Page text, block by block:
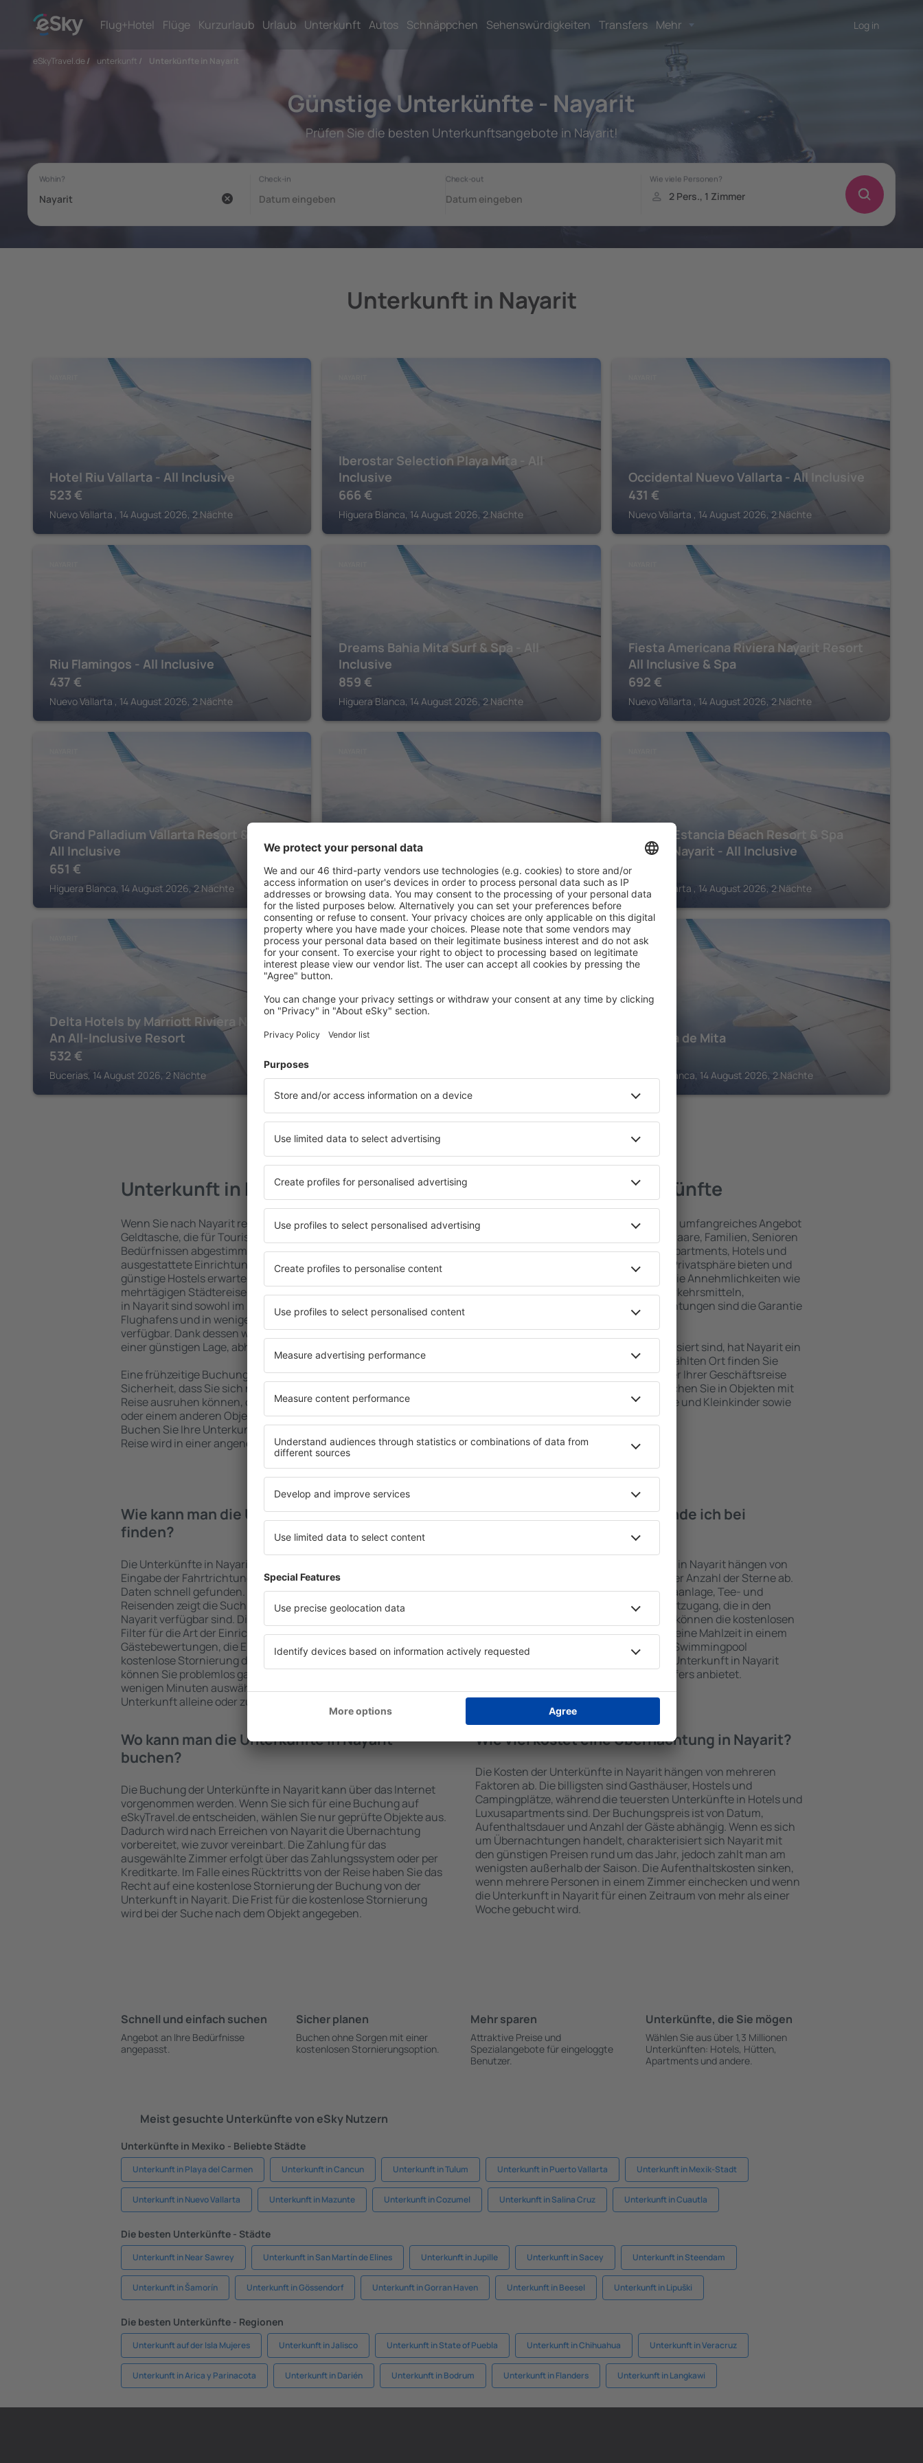
Flug+Hotel Flüge Kurzurlaub Urlaub Unterkunft Autos Schnäppchen Sehenswürdigkeiten Transfers Mehr Log in
eSkyTravel.de/ unterkunft / Unterkünfte in Nayarit
Günstige Unterkünfte - Nayarit
Prüfen Sie die besten Unterkunftsangebote in Nayarit!
Unterkunft in Nayarit
Hotel Riu Vallarta - All Inclusive
523 €
Nuevo Vallarta , 14 August 2026, 2 Nächte
Iberostar Selection Playa Mita - All
Inclusive
666 €
Higuera Blanca, 14 August 2026, 2 Nächte
Occidental Nuevo Vallarta - All Inclusive
431 €
Nuevo Vallarta , 14 August 2026, 2 Nächte
Riu Flamingos - All Inclusive
437 €
Nuevo Vallarta , 14 August 2026, 2 Nächte
Dreams Bahia Mita Surf & Spa - All
Inclusive
859 €
Higuera Blanca, 14 August 2026, 2 Nächte
Fiesta Americana Riviera Nayarit Resort
All Inclusive & Spa
692 €
Nuevo Vallarta , 14 August 2026, 2 Nächte
Grand Palladium Vallarta Resort & Spa -
All Inclusive
651 €
Higuera Blanca, 14 August 2026, 2 Nächte
Vallarta Resort & Spa - All Inclusive
1.257 €
Higuera Blanca, 14 August 2026, 2 Nächte
Villa La Estancia Beach Resort & Spa
Riviera Nayarit - All Inclusive
762
Nuevo Vallarta , 14 August 2026, 2 Nächte
Delta Hotels by Marriott Riviera Nayarit,
An All-Inclusive Resort
532 €
Bucerias, 14 August 2026, 2 Nächte
NAYARIT
Conrad Punta de Mita
Litibu, 14 August 2026, 2 Nächte
NAYARIT
W Punta de Mita
Higuera Blanca, 14 August 2026, 2 Nächte
Unterkunft in Nayarit
Wenn Sie nach Nayarit reisen, finden Sie Unterkünfte für jede
Geldtasche, die für Touristen mit unterschiedlichen
Bedürfnissen abgestimmt sind. Geräumige und komfortabel
ausgestattete Einrichtungen mit vielen Annehmlichkeiten und
günstige Hostels erwarten die Besucher, wo sie während einer
mehrtägigen Städtereise übernachten können. Die Unterkünfte
in Nayarit sind sowohl im Zentrum als auch in der Nähe des
Flughafens und in weniger beliebten Stadtteilen oder Regionen
verfügbar. Dank dessen wählen Sie eine Unterkunft in Nayarit in
einer günstigen Lage, abhängig von Ihren weiteren Vorhaben.
Eine frühzeitige Buchung der Unterkunft in Nayarit gibt die
Sicherheit, dass Sie sich nach dem Erreichen des Ziels nach der
Reise ausruhen können, ohne nach einem Hotel, einer Wohnung
oder einem anderen Objekt für Reisende suchen zu müssen.
Buchen Sie Ihre Unterkunft vor dem Besuch von Nayarit und Ihre
Reise wird in einer angenehmeren Atmosphäre verlaufen.
Nayarit – beste Unterkünfte
Die Unterkünfte in Nayarit umfassen ein umfangreiches Angebot
von vielen Objekten für Alleinreisende, Paare, Familien, Senioren
und Gruppen. Die Besucher können in Apartments, Hotels und
Pensionen übernachten, die maximale Privatsphäre bieten und
sich im Zentrum von Nayarit befinden. Die Annehmlichkeiten wie
die Nähe zu Mietwagen, öffentlichen Verkehrsmitteln,
Geschäften, Service- und Freizeiteinrichtungen sind die Garantie
Wenn Sie an Luxusunterkünften interessiert sind, hat Nayarit ein
breites Angebot für Sie. An dem ausgewählten Ort finden Sie
alles, was Sie während Ihres Urlaubs oder Ihrer Geschäftsreise
benötigen. Die Unterkunft in Nayarit buchen Sie in Objekten mit
Einrichtungen für Behinderte, Säuglinge und Kleinkinder sowie
für Reisende zusammen mit Haustieren.
Wie kann man die Unterkünfte in Nayarit
finden?
Die Unterkünfte in Nayarit werden von der Suchmaschine nach
Eingabe der Fahrtrichtung und der Check-In- und Check-Out-
Daten schnell gefunden. Nach Auswahl der Anzahl der
Reisenden zeigt die Suchmaschine an, welche Unterkünfte in
Nayarit verfügbar sind. Die Auswahl der Unterkunft wird durch
Filter für die Art der Einrichtung und die Anzahl der Sterne, die
Gästebewertungen, die Entfernung zum Zentrum und die
kostenlose Stornierung der Buchung erleichtert. Dadurch
können Sie problemlos ganz einfach eine Unterkunft in Nayarit in
wenigen Minuten auswählen. Sie können je nach Bedarf eine
Unterkunft alleine oder zusammen mit dem Flug buchen.
Welche Annehmlichkeiten finde ich bei
Unterkünften in Nayarit?
Die Annehmlichkeiten bei Unterkünften in Nayarit hängen von
der Art des ausgewählten Objekts und der Anzahl der Sterne ab.
Gäste nutzen Küchenzeile, Balkon, Klimaanlage, Tee- und
Kaffeezubehör, Handtücher und Internetzugang, die in den
Unterkünften verfügbar sind. Besucher können die kostenlosen
Parkplätze an der Unterkunft benutzen, eine Mahlzeit in einem
Restaurant bestellen oder ein Hotel mit Swimmingpool
auswählen. Sie können zusätzlich eine Unterkunft in Nayarit
buchen, die den Gästen Flughafentransfers anbietet.
Wo kann man die Unterkünfte in Nayarit
buchen?
Die Buchung der Unterkünfte in Nayarit kann über das Internet
vorgenommen werden. Wenn Sie sich für eine Buchung auf
eSkyTravel.de entscheiden, wählen Sie nur geprüfte Objekte aus.
Dadurch wird nach Erreichen von Nayarit die Übernachtung
vorbereitet, wie zuvor vereinbart. Die Zahlung für das
ausgewählte Zimmer erfolgt über das Zahlungssystem oder per
Kreditkarte. Im Falle eines Rücktritts von der Reise haben Sie das
Recht auf eine kostenlose Stornierung der Buchung von der
Unterkunft in Nayarit. Die Frist für die kostenlose Stornierung
wird bei der Suche nach dem Objekt angegeben.
Wie viel kostet eine Übernachtung in Nayarit?
Die Kosten der Unterkünfte in Nayarit hängen von mehreren
Faktoren ab. Die billigsten sind Gasthäuser, Hostels und
Campingplätze, während die teuersten Unterkünfte in Hotels und
Luxusapartments sind. Der Buchungspreis ist von Datum,
Aufenthaltsdauer und Anzahl der Gäste abhängig. Wenn es sich
um Übernachtungen handelt, charakterisiert sich Nayarit mit
den günstigen Preisen rund um das Jahr, jedoch zahlt man am
wenigsten außerhalb der Saison. Die Aufenthaltskosten sinken,
wenn mehrere Personen in einem Zimmer einchecken und wenn
die Unterkunft in Nayarit für einen Zeitraum von mehr als einer
Woche gebucht wird.
Schnell und einfach suchen
Angebot an Ihre Bedürfnisse
angepasst.
Sicher planen
Buchen ohne Sorgen mit einer
kostenlosen Stornierungsoption.
Mehr sparen
Attraktive Preise und
Spezialangebote für eingeloggte
Benutzer.
Unterkünfte, die Sie mögen
Wählen Sie aus über 1,3 Millionen
Unterkünften: Hotels, Hütten,
Apartments und andere.
Meist gesuchte Unterkünfte von eSky Nutzern
Unterkünfte in Mexiko - Beliebte Städte
Unterkunft in Playa del Carmen Unterkunft in Cancun Unterkunft in Tulum Unterkunft in Puerto Vallarta Unterkunft in Mexik-Stadt
Unterkunft in Nuevo Vallarta Unterkunft in Mazunte Unterkunft in Cozumel Unterkunft in Salina Cruz Unterkunft in Cuautla
Die besten Unterkünfte - Städte
Unterkunft in Near Sawrey Unterkunft in San Martín de Elines Unterkunft in Jupille Unterkunft in Sacey Unterkunft in Steendam
Unterkunft in Šamorín Unterkunft in Gössendorf Unterkunft in Gorran Haven Unterkunft in Beesel Unterkunft in Lipuški
Die besten Unterkünfte - Regionen
Unterkunft auf der Isla Mujeres Unterkunft in Jalisco Unterkunft in State of Puebla Unterkunft in Chihuahua Unterkunft in Veracruz
Unterkunft in Arica y Parinacota Unterkunft in Darién Unterkunft in Bodrum Unterkunft in Flanders Unterkunft in Langkawi